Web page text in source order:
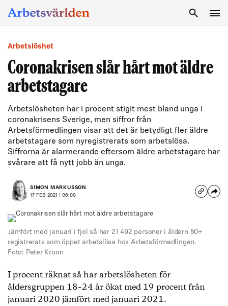
Arbetslöshet
Coronakrisen slår hårt mot äldre
arbetstagare
Arbetslösheten har i procent stigit mest bland unga i
coronakrisens Sverige, men siffror från
Arbetsförmedlingen visar att det är betydligt fler äldre
arbetstagare som nyregistrerats som arbetslösa.
Siffrorna är alarmerande eftersom äldre arbetstagare har
svårare att få nytt jobb än unga.
SIMON MARKUSSON
17 FEB 2021 | 06:00
Jämfört med januari i fjol så har 21 492 personer i åldern 50+
registrerats som öppet arbetslösa hos Arbetsförmedlingen.
Foto: Peter Kroon
I procent räknat så har arbetslösheten för
åldersgruppen 18–24 år ökat med 19 procent från
januari 2020 jämfört med januari 2021.